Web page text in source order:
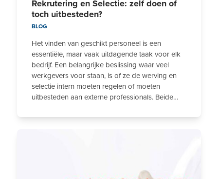
Rekrutering en Selectie: zelf doen of
toch uitbesteden?
BLOG
Het vinden van geschikt personeel is een
essentiële, maar vaak uitdagende taak voor elk
bedrijf. Een belangrijke beslissing waar veel
werkgevers voor staan, is of ze de werving en
selectie intern moeten regelen of moeten
uitbesteden aan externe professionals. Beide…